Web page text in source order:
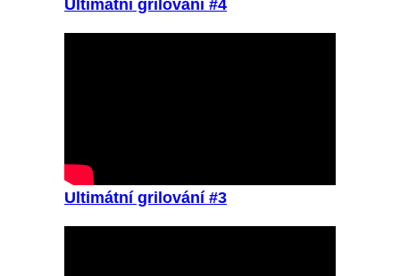
Ultimátní grilování #4
Ultimátní grilování #3